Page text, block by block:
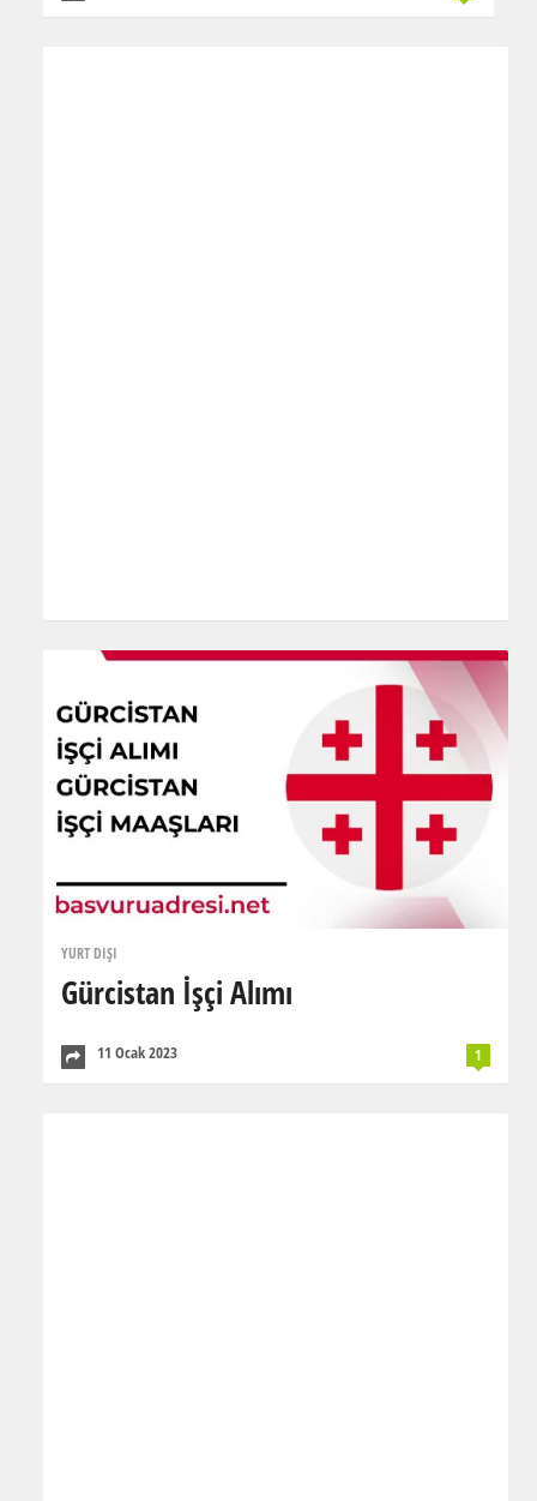
YURT DIŞI
Gürcistan İşçi Alımı
11 Ocak 2023 1